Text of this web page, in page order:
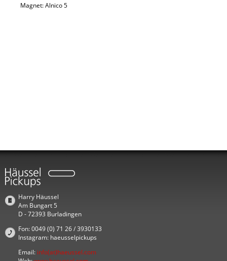
Magnet: Alnico 5
Harry Häussel
Am Bungart 5
D - 72393 Burladingen
Fon: 0049 (0) 71 26 / 3930133
Instagram: haeusselpickups
Email: info(at)haeussel.com